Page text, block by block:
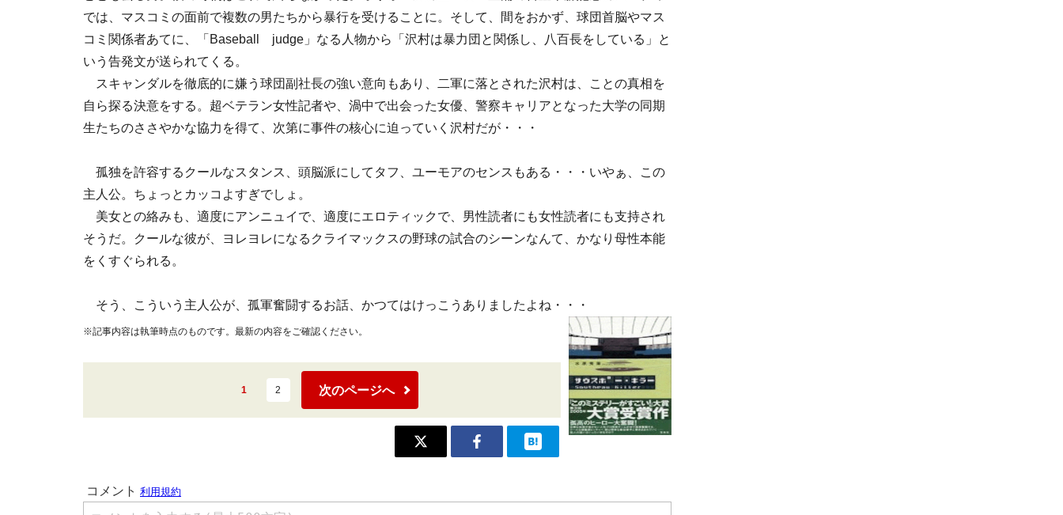
では、マスコミの面前で複数の男たちから暴行を受けることに。そして、間をおかず、球団首脳やマス
コミ関係者あてに、「Baseball judge」なる人物から「沢村は暴力団と関係し、八百長をしている」と
いう告発文が送られてくる。
スキャンダルを徹底的に嫌う球団副社長の強い意向もあり、二軍に落とされた沢村は、ことの真相を
自ら探る決意をする。超ベテラン女性記者や、渦中で出会った女優、警察キャリアとなった大学の同期
生たちのささやかな協力を得て、次第に事件の核心に迫っていく沢村だが・・・
孤独を許容するクールなスタンス、頭脳派にしてタフ、ユーモアのセンスもある・・・いやぁ、この
主人公。ちょっとカッコよすぎでしょ。
美女との絡みも、適度にアンニュイで、適度にエロティックで、男性読者にも女性読者にも支持され
そうだ。クールな彼が、ヨレヨレになるクライマックスの野球の試合のシーンなんて、かなり母性本能
をくすぐられる。
そう、こういう主人公が、孤軍奮闘するお話、かつてはけっこうありましたよね・・・
※記事内容は執筆時点のものです。最新の内容をご確認ください。
1 2 次のページへ